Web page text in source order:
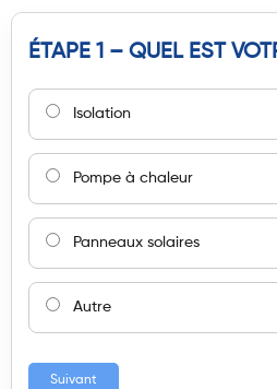
ÉTAPE 1 – QUEL EST
Isolation
Pompe à chaleur
Panneaux solaires
Autre
Suivant